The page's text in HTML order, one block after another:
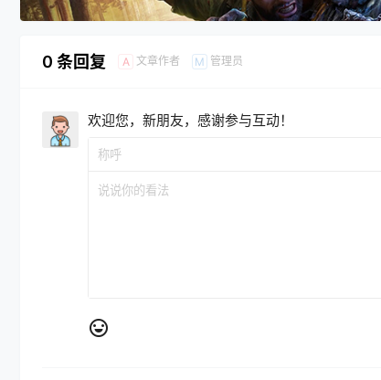
0 条回复 A 文章作者 M 管理员
欢迎您，新朋友，感谢参与互动！